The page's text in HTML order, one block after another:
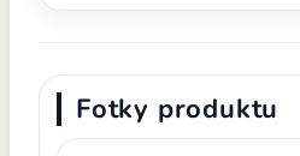
Fotky produktu